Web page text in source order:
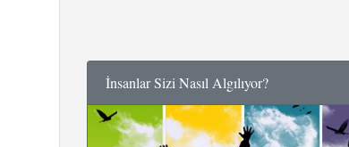
İnsanlar Sizi Nasıl Algılıyor?